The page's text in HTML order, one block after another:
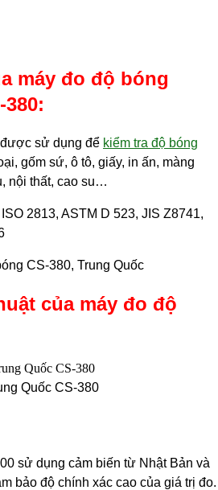
máy đo độ bóng
sử dụng để kiểm tra độ bóng
gốm sứ, ô tô, giấy, in ấn, màng
nội thất, cao su…
2813, ASTM D 523, JIS Z8741,
của máy đo độ
Quốc CS-380
sử dụng cảm biến từ Nhật Bản và
bảo độ chính xác cao của giá trị đo.